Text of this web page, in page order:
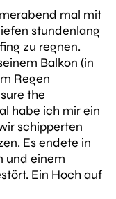
mal mit
stundenlang
zu regnen.
Balkon (in
Regen
the
habe ich mir ein
schipperten
Es endete in
und einem
Ein Hoch auf